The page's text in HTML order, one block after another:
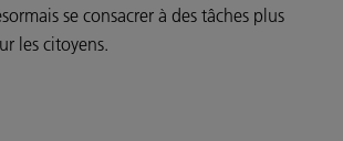
se consacrer à des tâches plus
les citoyens.